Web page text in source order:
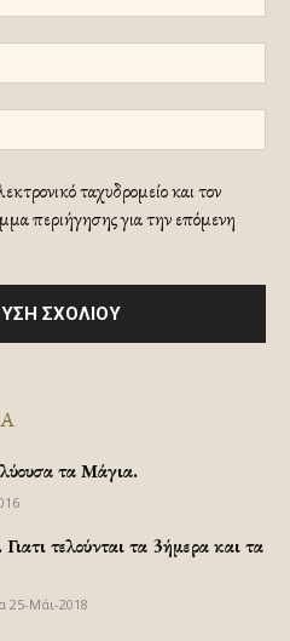
ταχυδρομείο και τον
περιήγησης για την επόμενη
τα Μάγια.
τελούνται τα 3ήμερα και τα
25-Μάι-2018